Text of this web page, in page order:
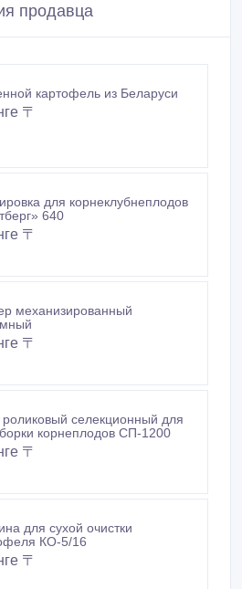
продавца
картофель из Беларуси
〒
для корнеклубнеплодов
640
〒
механизированный
〒
селекционный для
корнеплодов СП-1200
〒
для сухой очистки
КО-5/16
〒